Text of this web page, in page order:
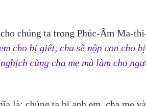
chúng ta trong Phúc-Âm Ma-
cho bị giết, cha sẽ nộp con cho bị
cùng cha mẹ mà làm cho